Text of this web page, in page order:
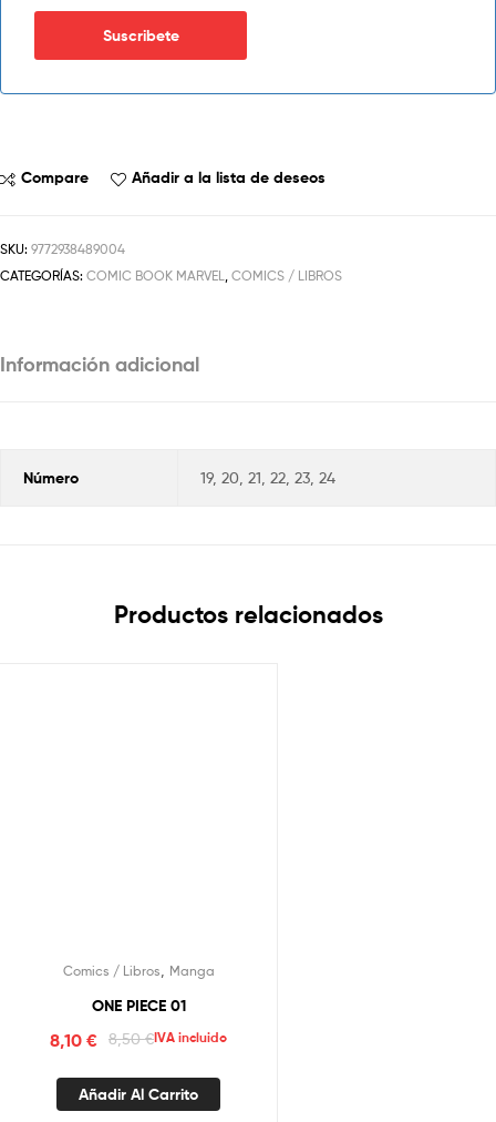
Compare Añadir a la lista de deseos
SKU: 9772938489004
CATEGORÍAS: COMIC BOOK MARVEL, COMICS / LIBROS
Información adicional
Número 19, 20, 21, 22, 23, 24
Productos relacionados
Comics / Libros, Manga
ONE PIECE 01
8,50€
8,10€ IVA incluido
Añadir Al Carrito